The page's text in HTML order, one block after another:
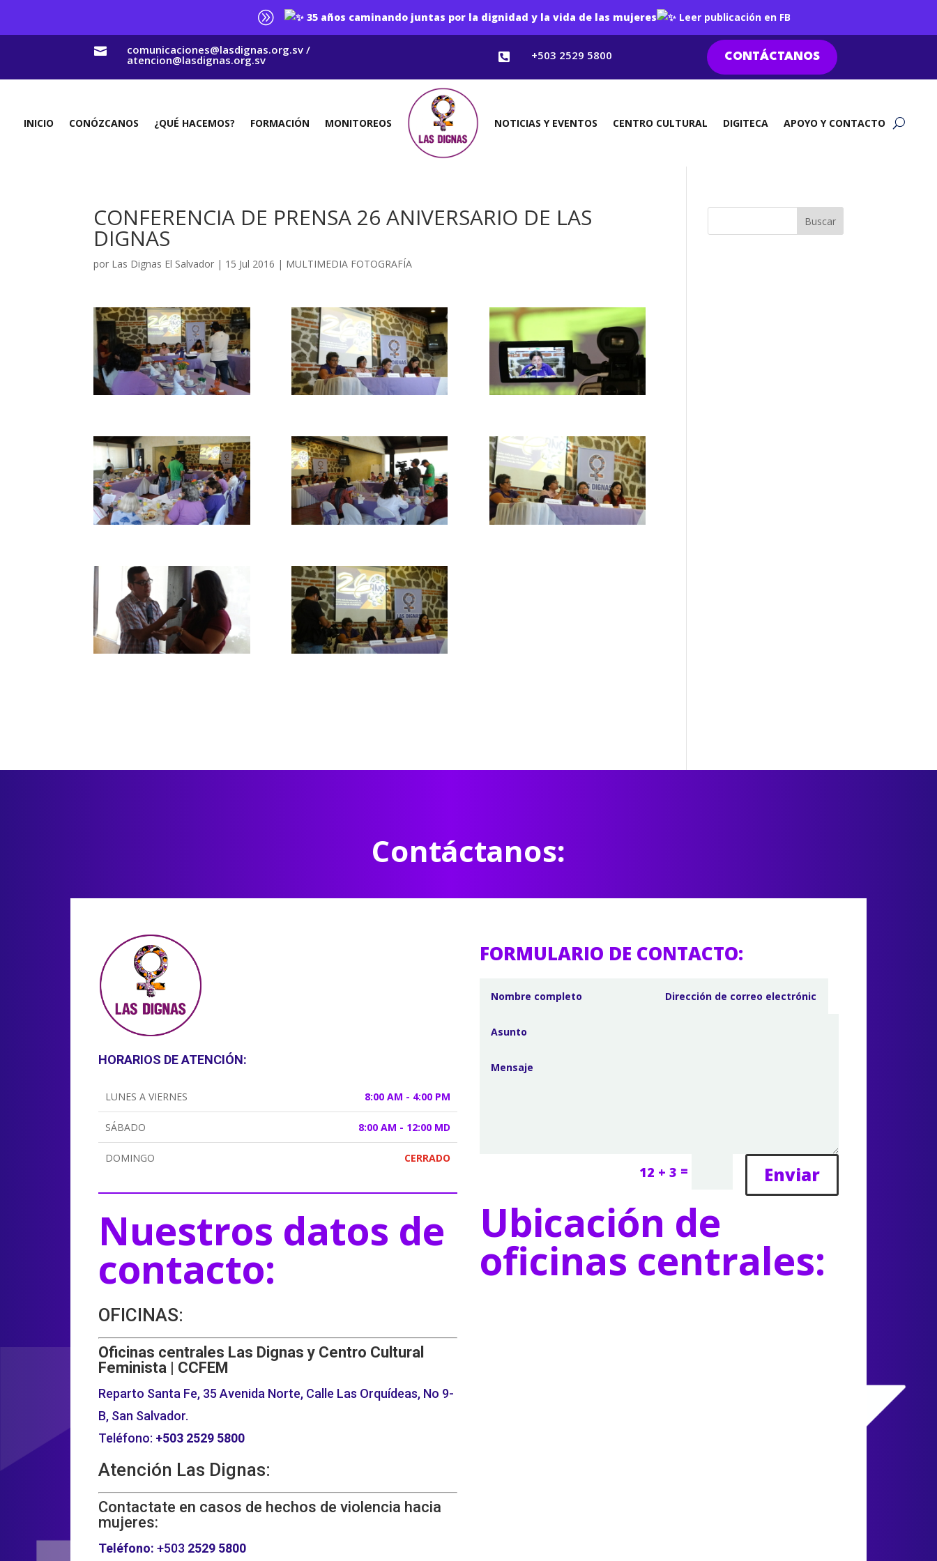
A 35 años caminando juntas por la dignidad y la vida de las mujeres Leer publicación en FB
 comunicaciones@lasdignas.org.sv /
atencion@lasdignas.org.sv  +503 2529 5800 CONTÁCTANOS
INICIO CONÓZCANOS ¿QUÉ HACEMOS? FORMACIÓN MONITOREOS NOTICIAS Y EVENTOS CENTRO CULTURAL DIGITECA APOYO Y CONTACTO
CONFERENCIA DE PRENSA 26 ANIVERSARIO DE LAS
DIGNAS
por Las Dignas El Salvador | 15 Jul 2016 | MULTIMEDIA FOTOGRAFÍA
Contáctanos:
HORARIOS DE ATENCIÓN:
LUNES A VIERNES 8:00 AM - 4:00 PM
SÁBADO 8:00 AM - 12:00 MD
DOMINGO CERRADO
Nuestros datos de
contacto:
OFICINAS:
Oficinas centrales Las Dignas y Centro Cultural
Feminista | CCFEM
Reparto Santa Fe, 35 Avenida Norte, Calle Las Orquídeas, No 9-
B, San Salvador.
Teléfono: +503 2529 5800
Atención Las Dignas:
Contactate en casos de hechos de violencia hacia
mujeres:
Teléfono: +503 2529 5800
FORMULARIO DE CONTACTO:
12 + 3 = Enviar
Ubicación de
oficinas centrales: